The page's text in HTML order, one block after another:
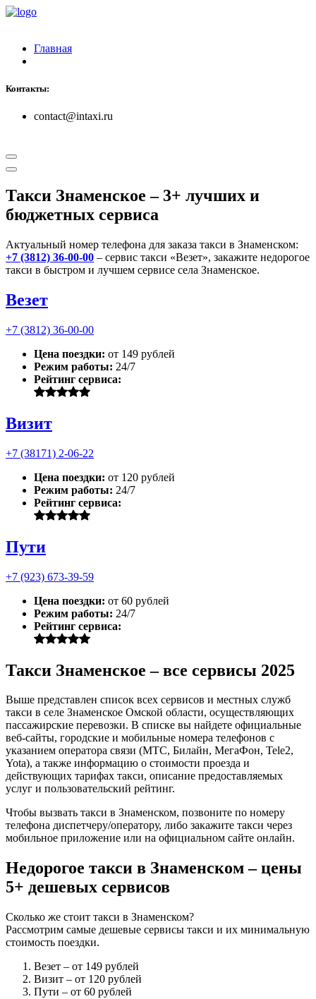
Главная
Контакты:
contact@intaxi.ru
Такси Знаменское – 3+ лучших и
бюджетных сервиса
Актуальный номер телефона для заказа такси в Знаменском:
+7 (3812) 36-00-00 – сервис такси «Везет», закажите недорогое
такси в быстром и лучшем сервисе села Знаменское.
Везет
+7 (3812) 36-00-00
Цена поездки: от 149 рублей
Режим работы: 24/7
Рейтинг сервиса:
Визит
+7 (38171) 2-06-22
Цена поездки: от 120 рублей
Режим работы: 24/7
Рейтинг сервиса:
Пути
+7 (923) 673-39-59
Цена поездки: от 60 рублей
Режим работы: 24/7
Рейтинг сервиса:
Такси Знаменское – все сервисы 2025
Выше представлен список всех сервисов и местных служб
такси в селе Знаменское Омской области, осуществляющих
пассажирские перевозки. В списке вы найдете официальные
веб-сайты, городские и мобильные номера телефонов с
указанием оператора связи (МТС, Билайн, МегаФон, Tele2,
Yota), а также информацию о стоимости проезда и
действующих тарифах такси, описание предоставляемых
услуг и пользовательский рейтинг.
Чтобы вызвать такси в Знаменском, позвоните по номеру
телефона диспетчеру/оператору, либо закажите такси через
мобильное приложение или на официальном сайте онлайн.
Недорогое такси в Знаменском – цены
5+ дешевых сервисов
Сколько же стоит такси в Знаменском?
Рассмотрим самые дешевые сервисы такси и их минимальную
стоимость поездки.
Везет – от 149 рублей
Визит – от 120 рублей
Пути – от 60 рублей